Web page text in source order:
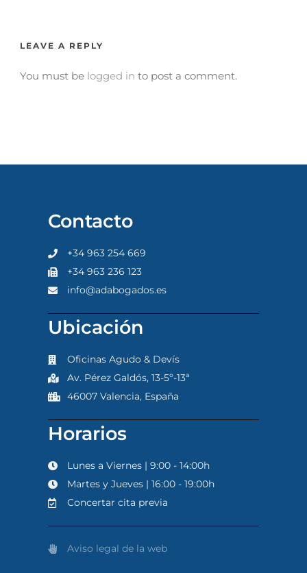
LEAVE A REPLY
You must be logged in to post a comment.
Contacto
+34 963 254 669
+34 963 236 123
info@adabogados.es
Ubicación
Oficinas Agudo & Devís
Av. Pérez Galdós, 13-5º-13ª
46007 Valencia, España
Horarios
Lunes a Viernes | 9:00 - 14:00h
Martes y Jueves | 16:00 - 19:00h
Concertar cita previa
Aviso legal de la web